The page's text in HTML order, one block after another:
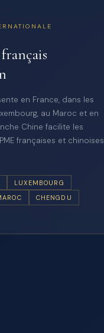
en France, dans les
au Maroc et en
Chine facilite les
françaises et chinoises
LUXEMBOURG
CHENGDU